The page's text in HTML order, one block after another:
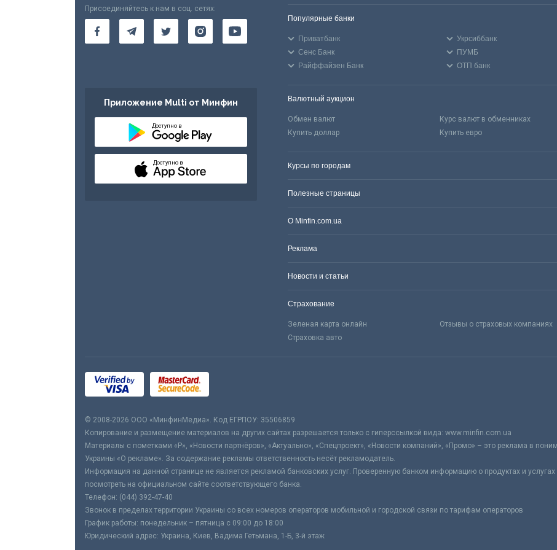
Присоединяйтесь к нам в соц. сетях:
Приложение Multi от Минфин
Доступно в
Доступно в
Популярные банки
Приватбанк Укрсиббанк
Сенс Банк
ПУМБ
Райффайзен Банк
ОТП банк
Валютный аукцион
Обмен валют Курс валют в обменниках
Купить доллар
Купить евро
Курсы по городам
Полезные страницы
О Minfin.com.ua
Реклама
Новости и статьи
Страхование
Зеленая карта онлайн Отзывы о страховых компаниях
Страховка авто
© 2008-2026 ООО «МинфинМедиа». Код ЕГРПОУ: 35506859
Копирование и размещение материалов на других сайтах разрешается только с гиперссылкой вида: www.minfin.com.ua
Материалы с пометками «Р», «Новости партнёров», «Актуально», «Спецпроект», «Новости компаний», «Промо» – это реклама в
Украины «О рекламе». За содержание рекламы ответственность несёт рекламодатель.
Информация на данной странице не является рекламой банковских услуг. Проверенную банком информацию о продуктах и
посмотреть на официальном сайте соответствующего банка.
Телефон: (044) 392-47-40
Звонок в пределах территории Украины со всех номеров операторов мобильной и городской связи по тарифам операторов
График работы: понедельник – пятница с 09:00 до 18:00
Юридический адрес: Украина, Киев, Вадима Гетьмана, 1-Б, 3-й этаж